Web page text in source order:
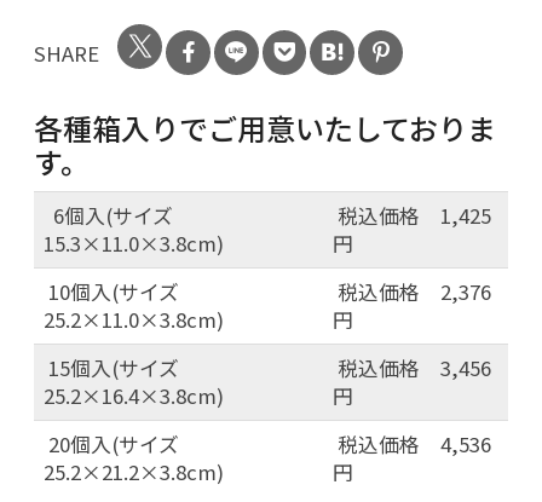
SHARE
各種箱入りでご用意いたしておりま
す。
6個入(サイズ
15.3×11.0×3.8cm)
税込価格 1,425
円
10個入(サイズ
25.2×11.0×3.8cm)
税込価格 2,376
円
15個入(サイズ
25.2×16.4×3.8cm)
税込価格 3,456
円
20個入(サイズ
25.2×21.2×3.8cm)
税込価格 4,536
円